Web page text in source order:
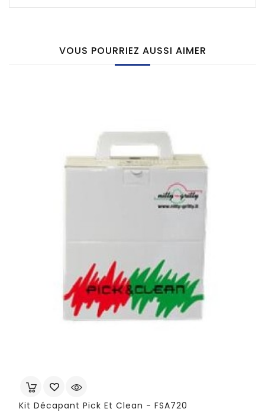
VOUS POURRIEZ AUSSI AIMER
Kit Décapant Pick Et Clean - FSA720